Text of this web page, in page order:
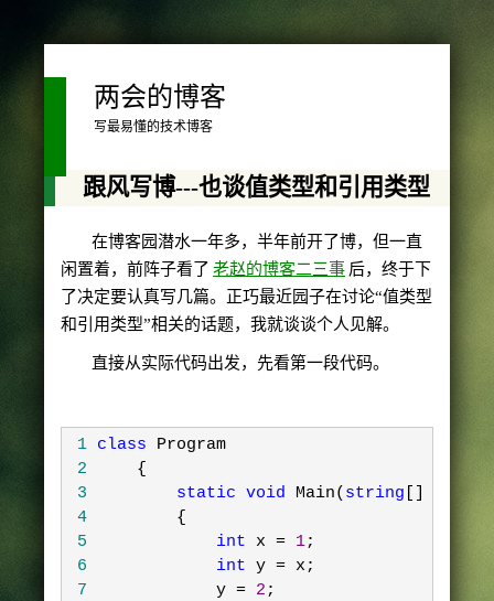
两会的博客
写最易懂的技术博客
跟风写博---也谈值类型和引用类型
在博客园潜水一年多，半年前开了博，但一直
闲置着，前阵子看了 老赵的博客二三事 后，终于下
了决定要认真写几篇。正巧最近园子在讨论“值类型
和引用类型”相关的话题，我就谈谈个人见解。
直接从实际代码出发，先看第一段代码。
1 class Program
2
    {
3
static void Main( string
4
        {
5
int x = 1;
6
int y = x;
7
            y
= 2 ;